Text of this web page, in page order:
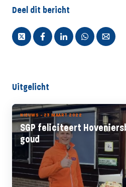
Deel dit bericht
Uitgelicht
NIEUWS - 23 MAART 2022
SGP feliciteert
goud